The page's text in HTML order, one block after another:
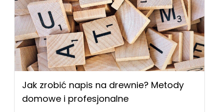
Jak zrobić napis na drewnie? Metody
domowe i profesjonalne